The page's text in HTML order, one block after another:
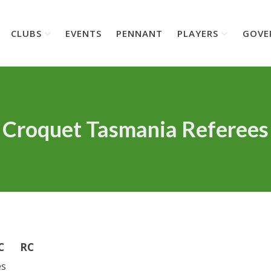
CLUBS EVENTS PENNANT PLAYERS
Croquet Tasmania Referees
RC